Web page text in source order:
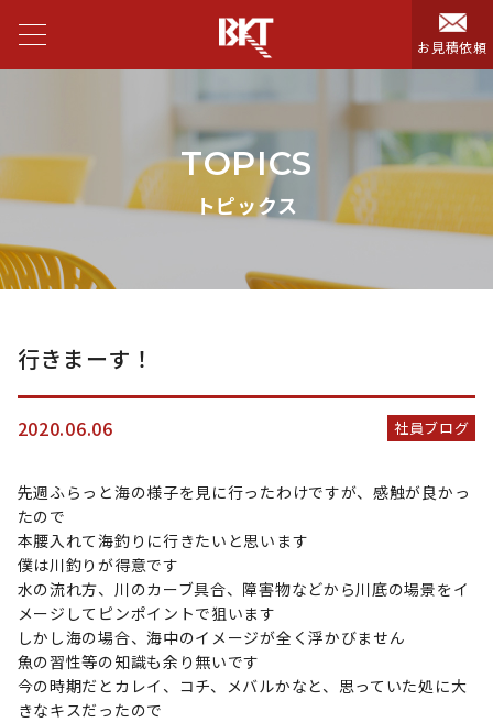
お見積依頼
TOPICS
トピックス
行きまーす！
2020.06.06 社員ブログ
先週ふらっと海の様子を見に行ったわけですが、感触が良かっ
たので
本腰入れて海釣りに行きたいと思います
僕は川釣りが得意です
水の流れ方、川のカーブ具合、障害物などから川底の場景をイ
メージしてピンポイントで狙います
しかし海の場合、海中のイメージが全く浮かびません
魚の習性等の知識も余り無いです
今の時期だとカレイ、コチ、メバルかなと、思っていた処に大
きなキスだったので